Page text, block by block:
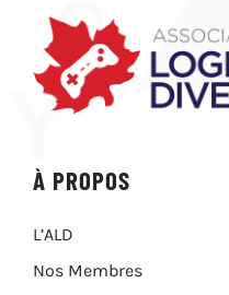
À PROPOS
L’ALD
Nos Membres